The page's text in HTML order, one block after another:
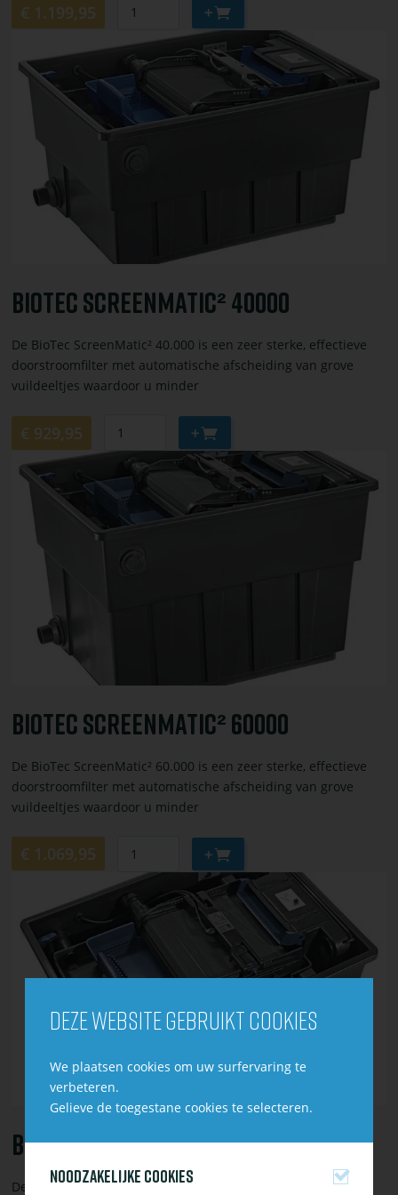
€ 1.199,95 Aantal Aan
winkelwagen
toevoegen
BioTec ScreenMatic² 40000
De BioTec ScreenMatic² 40.000 is een zeer sterke, effectieve
doorstroomfilter met automatische afscheiding van grove
vuildeeltjes waardoor u minder
€ 929,95 Aantal Aan
winkelwagen
toevoegen
of
bestel
BioTec
ScreenMatic²
40000
BioTec ScreenMatic² 60000
De BioTec ScreenMatic² 60.000 is een zeer sterke, effectieve
doorstroomfilter met automatische afscheiding van grove
vuildeeltjes waardoor u minder
€ 1.069,95 Aan
winkelwagen
toevoegen
Bekijk
of
bestel
BioTec
ScreenMatic²
60000
BioTec ScreenMatic² 90000
De BioTec ScreenMatic² 90.000 is een zeer sterke, effectieve
bestel
BioTec
ScreenMatic²
Deze website gebruikt cookies
We plaatsen cookies om uw surfervaring te
verbeteren.
Gelieve de toegestane cookies te selecteren.
Noodzakelijke cookies